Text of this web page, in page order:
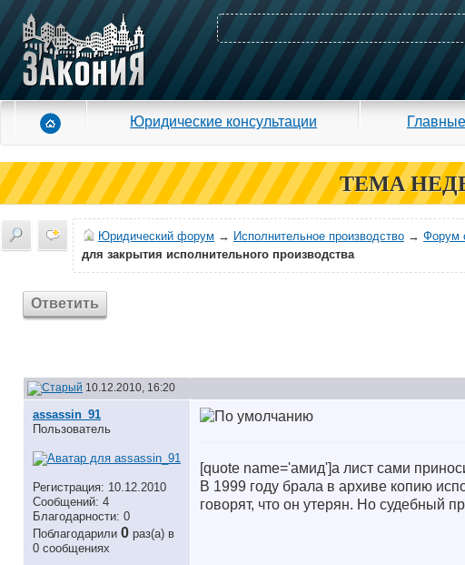
Юридические консультации
ТЕМА
Юридический форум → Исполнительное производство → Форум
для закрытия исполнительного производства
Ответить
10.12.2010, 16:20
assassin_91
Пользователь
Регистрация: 10.12.2010
Сообщений: 4
Благодарности: 0
Поблагодарили 0 раз(а) в
0 сообщениях
[quote name='амид']а лист сами
В 1999 году брала в архиве копию
говорят, что он утерян. Но судебный